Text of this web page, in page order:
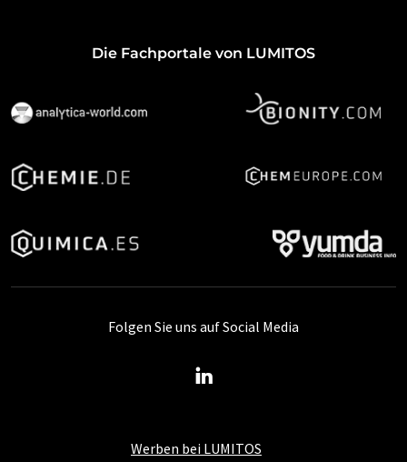
Die Fachportale von LUMITOS
Werben bei LUMITOS
Folgen Sie uns auf Social Media